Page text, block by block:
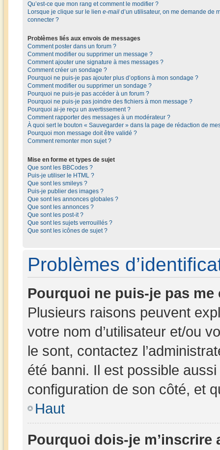
Qu’est-ce que mon rang et comment le modifier ?
Lorsque je clique sur le lien e-mail d’un utilisateur, on me demande de
connecter ?
Problèmes liés aux envois de messages
Comment poster dans un forum ?
Comment modifier ou supprimer un message ?
Comment ajouter une signature à mes messages ?
Comment créer un sondage ?
Pourquoi ne puis-je pas ajouter plus d’options à mon sondage ?
Comment modifier ou supprimer un sondage ?
Pourquoi ne puis-je pas accéder à un forum ?
Pourquoi ne puis-je pas joindre des fichiers à mon message ?
Pourquoi ai-je reçu un avertissement ?
Comment rapporter des messages à un modérateur ?
À quoi sert le bouton « Sauvegarder » dans la page de rédaction de
Pourquoi mon message doit être validé ?
Comment remonter mon sujet ?
Mise en forme et types de sujet
Que sont les BBCodes ?
Puis-je utiliser le HTML ?
Que sont les smileys ?
Puis-je publier des images ?
Que sont les annonces globales ?
Que sont les annonces ?
Que sont les post-it ?
Que sont les sujets verrouillés ?
Que sont les icônes de sujet ?
Problèmes
Pourquoi ne puis-je pas me
Plusieurs raisons peuvent
votre nom d’utilisateur et/ou
le sont, contactez
été banni. Il est possible
configuration de son côté, et
Haut
Pourquoi dois-je m’inscrire